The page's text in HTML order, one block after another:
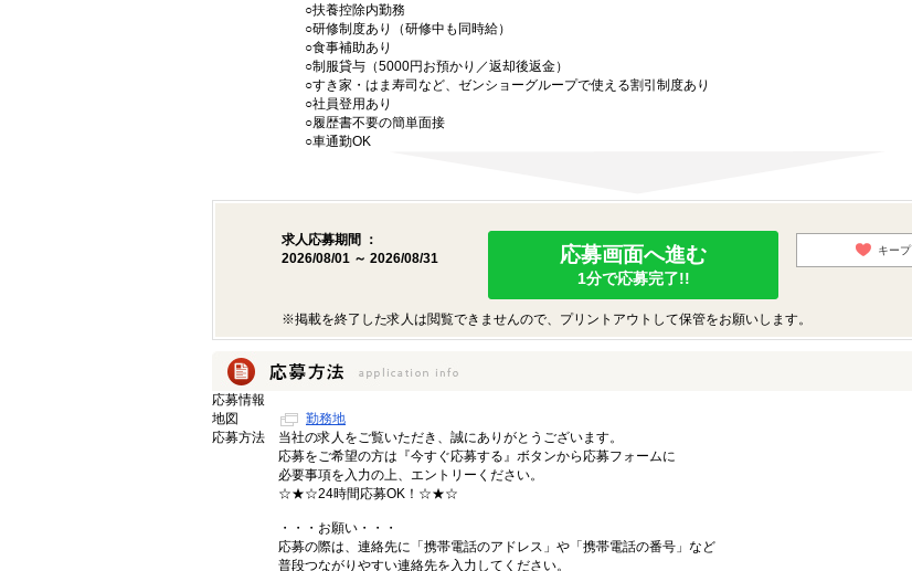
○扶養控除内勤務
○研修制度あり（研修中も同時給）
○食事補助あり
○制服貸与（5000円お預かり／返却後返金）
○すき家・はま寿司など、ゼンショーグループで使える割引制度あり
○社員登用あり
○履歴書不要の簡単面接
○車通勤OK
求人応募期間 ：
2026/08/01 ～ 2026/08/31
応募画面へ進む
1分で応募完了!!
キープ
※掲載を終了した求人は閲覧できませんので、プリントアウトして保管をお願いします。
応募情報
地図
勤務地
応募方法
当社の求人をご覧いただき、誠にありがとうございます。
応募をご希望の方は『今すぐ応募する』ボタンから応募フォームに
必要事項を入力の上、エントリーください。
☆★☆24時間応募OK！☆★☆
・・・お願い・・・
応募の際は、連絡先に「携帯電話のアドレス」や「携帯電話の番号」など
普段つながりやすい連絡先を入力してください。